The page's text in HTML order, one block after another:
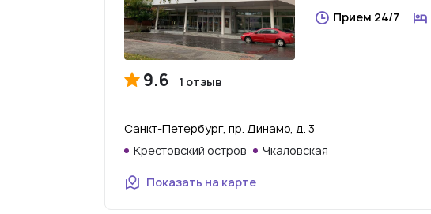
Прием 24/7
9.6 1 отзыв
Санкт-Петербург, пр. Динамо, д. 3
Крестовский остров
Чкаловская
Показать на карте